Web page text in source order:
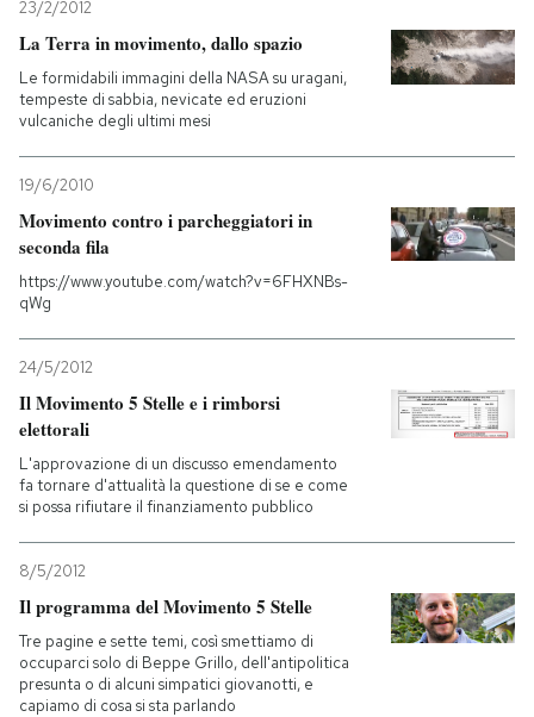
23/2/2012
La Terra in movimento, dallo spazio
Le formidabili immagini della NASA su uragani,
tempeste di sabbia, nevicate ed eruzioni
vulcaniche degli ultimi mesi
19/6/2010
Movimento contro i parcheggiatori in
seconda fila
https://www.youtube.com/watch?v=6FHXNBs-
qWg
24/5/2012
Il Movimento 5 Stelle e i rimborsi
elettorali
L'approvazione di un discusso emendamento
fa tornare d'attualità la questione di se e come
si possa rifiutare il finanziamento pubblico
8/5/2012
Il programma del Movimento 5 Stelle
Tre pagine e sette temi, così smettiamo di
occuparci solo di Beppe Grillo, dell'antipolitica
presunta o di alcuni simpatici giovanotti, e
capiamo di cosa si sta parlando